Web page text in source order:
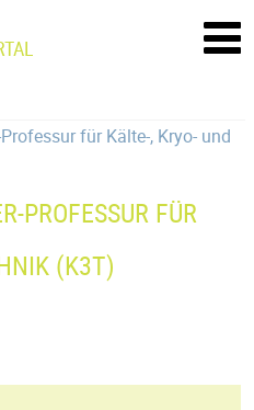
für Kälte-, Kryo- und
PROFESSUR FÜR
(K3T)